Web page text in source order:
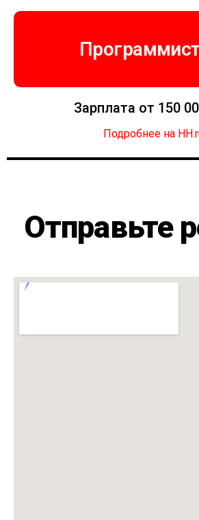
Зарплата от 150
Подробнее на
Отправьте